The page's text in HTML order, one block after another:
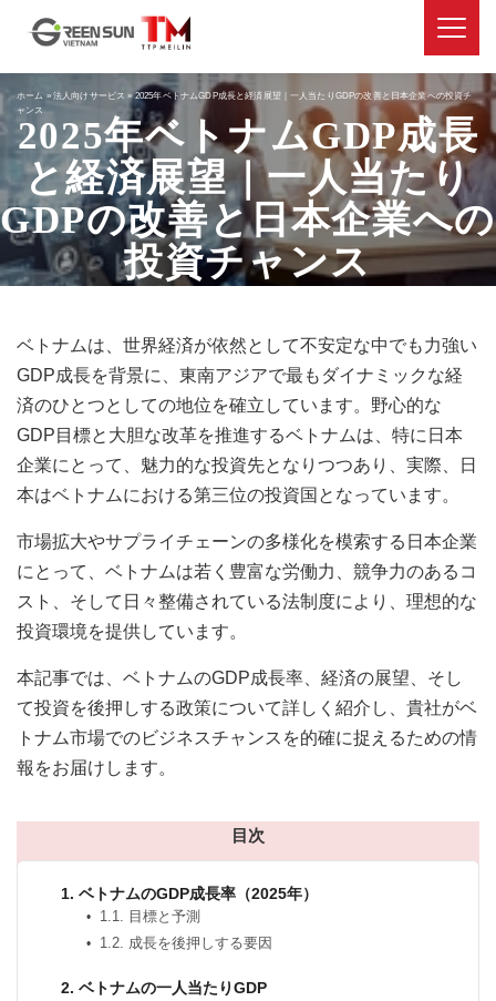
2025年ベトナムGDP成長
と経済展望｜一人当たり
GDPの改善と日本企業への
投資チャンス
ホーム » 法人向けサービス »2025年ベトナムGDP成長と経済展望｜一人当たりGDPの改善と日本企業への投資チ
ャンス
ベトナムは、世界経済が依然として不安定な中でも力強い
GDP成長を背景に、東南アジアで最もダイナミックな経
済のひとつとしての地位を確立しています。野心的な
GDP目標と大胆な改革を推進するベトナムは、特に日本
企業にとって、魅力的な投資先となりつつあり、実際、日
本はベトナムにおける第三位の投資国となっています。
市場拡大やサプライチェーンの多様化を模索する日本企業
にとって、ベトナムは若く豊富な労働力、競争力のあるコ
スト、そして日々整備されている法制度により、理想的な
投資環境を提供しています。
本記事では、ベトナムのGDP成長率、経済の展望、そし
て投資を後押しする政策について詳しく紹介し、貴社がベ
トナム市場でのビジネスチャンスを的確に捉えるための情
報をお届けします。
目次
1. ベトナムのGDP成長率（2025年）
1.1. 目標と予測
1.2. 成長を後押しする要因
2. ベトナムの一人当たりGDP